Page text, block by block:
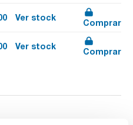
Ver stock
Comprar
Ver stock
Comprar